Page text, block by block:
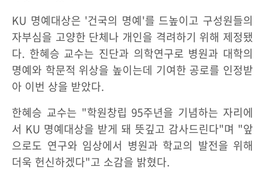
KU 명예대상은 '건국의 명예'를 드높이고 구성원들의
자부심을 고양한 단체나 개인을 격려하기 위해 제정됐
다. 한혜승 교수는 진단과 의학연구로 병원과 대학의
명예와 학문적 위상을 높이는데 기여한 공로를 인정받
아 이번 상을 받았다.
한혜승 교수는 "학원창립 95주년을 기념하는 자리에
서 KU 명예대상을 받게 돼 뜻깊고 감사드린다"며 "앞
으로도 연구와 임상에서 병원과 학교의 발전을 위해
더욱 헌신하겠다"고 소감을 밝혔다.